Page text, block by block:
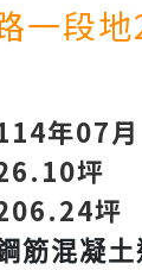
一段
年07月
坪
坪
筋混凝土